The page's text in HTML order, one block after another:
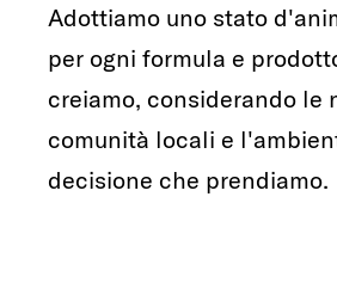
Adottiamo uno stato
per ogni formula e
creiamo, considerando le
comunità locali e
decisione che prendiamo.